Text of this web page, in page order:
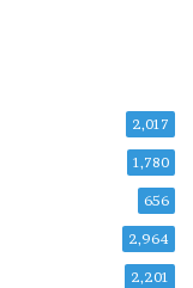
2,017
1,780
656
2,964
2,201